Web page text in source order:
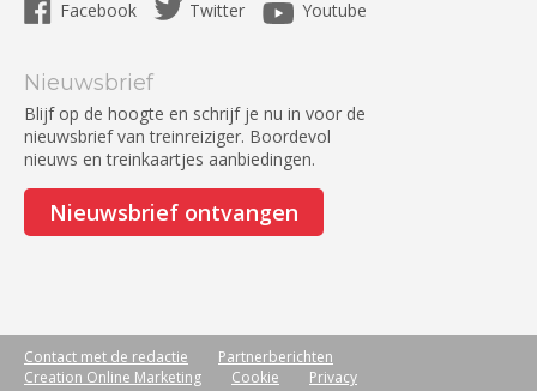
Facebook Twitter Youtube
Nieuwsbrief
Blijf op de hoogte en schrijf je nu in voor de
nieuwsbrief van treinreiziger. Boordevol
nieuws en treinkaartjes aanbiedingen.
Nieuwsbrief ontvangen
Contact met de redactie
Partnerberichten
Creation Online Marketing
Cookie
Privacy